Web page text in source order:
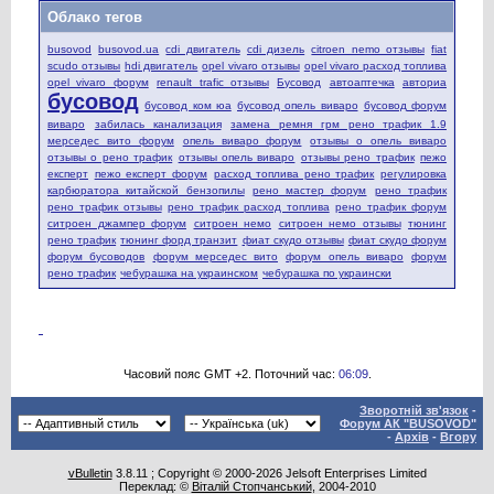
Облако тегов
busovod busovod.ua cdi двигатель cdi дизель citroen nemo отзывы fiat
scudo отзывы hdi двигатель opel vivaro отзывы opel vivaro расход топлива
opel vivaro форум
renault trafic отзывы Бусовод автоаптечка авториа
бусовод бусовод ком юа бусовод опель виваро бусовод форум
виваро
забилась канализация
замена ремня грм рено трафик 1.9
мерседес вито форум
опель виваро форум
отзывы о опель виваро
отзывы о рено трафик отзывы опель виваро отзывы рено трафик пежо
експерт пежо експерт форум расход топлива рено трафик регулировка
карбюратора китайской бензопилы
рено мастер форум
рено трафик
рено трафик отзывы рено трафик расход топлива рено трафик форум
ситроен джампер форум
ситроен немо ситроен немо отзывы тюнинг
рено трафик тюнинг форд транзит фиат скудо отзывы фиат скудо форум
форум бусоводов
форум мерседес вито форум опель виваро
форум
рено трафик чебурашка на украинском чебурашка по украински
Часовий пояс GMT +2. Поточний час: 06:09.
Зворотній зв'язок -
Форум АК "BUSOVOD"
- Архів - Вгору
vBulletin3.8.11 ; Copyright © 2000-2026 Jelsoft Enterprises Limited
Переклад: © Віталій Стопчанський, 2004-2010